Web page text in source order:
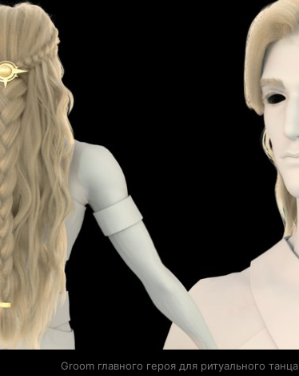
Groom главного героя для ритуального танца